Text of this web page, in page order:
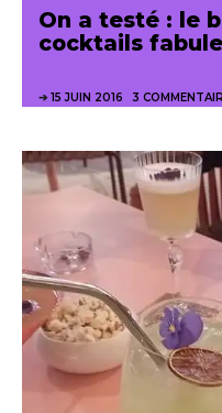
On a testé : le
cocktails
15 JUIN 2016 3